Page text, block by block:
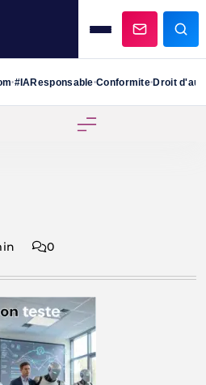
•#IAResponsable•Conformite•Droit
0